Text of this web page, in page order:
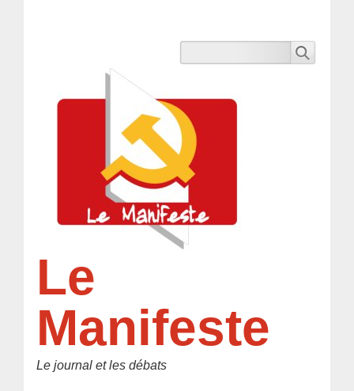
Le
Manifeste
Le journal et les débats